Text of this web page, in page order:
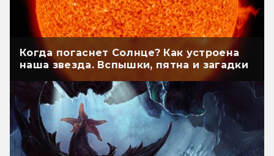
Когда погаснет Солнце? Как устроена
наша звезда. Вспышки, пятна и загадки